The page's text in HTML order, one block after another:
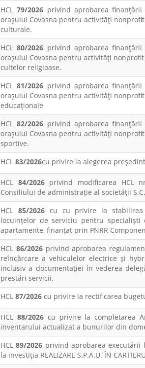
HCL79/2026 privind aprobarea
orașului Covasna pentru activități
culturale.
HCL80/2026 privind aprobarea
orașului Covasna pentru activități
cultelor religioase.
HCL81/2026 privind aprobarea
orașului Covasna pentru activități
educaționale
HCL82/2026 privind aprobarea
orașului Covasna pentru activități
sportive.
HCL 83/2026cu privire la alegerea
HCL 84/2026 privind modificarea HCL
Consiliului de administrație al societății S.C.
HCL 85/2026 cu cu privire la
locuințelor de serviciu pentru
apartamente, finanțat prin PNRR
HCL 86/2026 privind aprobarea
reîncărcare a vehiculelor electrice și
inclusiv a documentației în vederea
prestări servicii.
HCL 87/2026 cu privire la rectificarea
HCL 88/2026 cu privire la completarea
inventarului actualizat a bunurilor din
HCL89/2026 privind aprobarea
la investiția REALIZARE S.P.A.U. ÎN